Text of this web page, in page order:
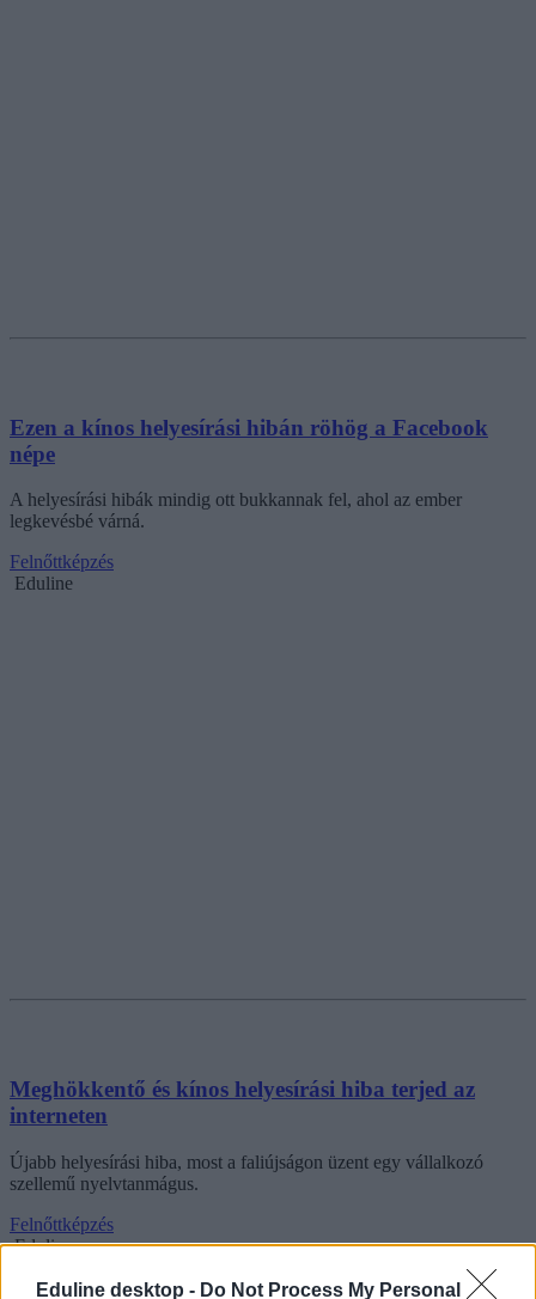
Eduline desktop - Do Not Process My Personal
Ezen a kínos helyesírási hibán röhög a Facebook
népe
A helyesírási hibák mindig ott bukkannak fel, ahol az ember
legkevésbé várná.
Felnőttképzés
Eduline
Meghökkentő és kínos helyesírási hiba terjed az
interneten
Újabb helyesírási hiba, most a faliújságon üzent egy vállalkozó
szellemű nyelvtanmágus.
Felnőttképzés
Eduline